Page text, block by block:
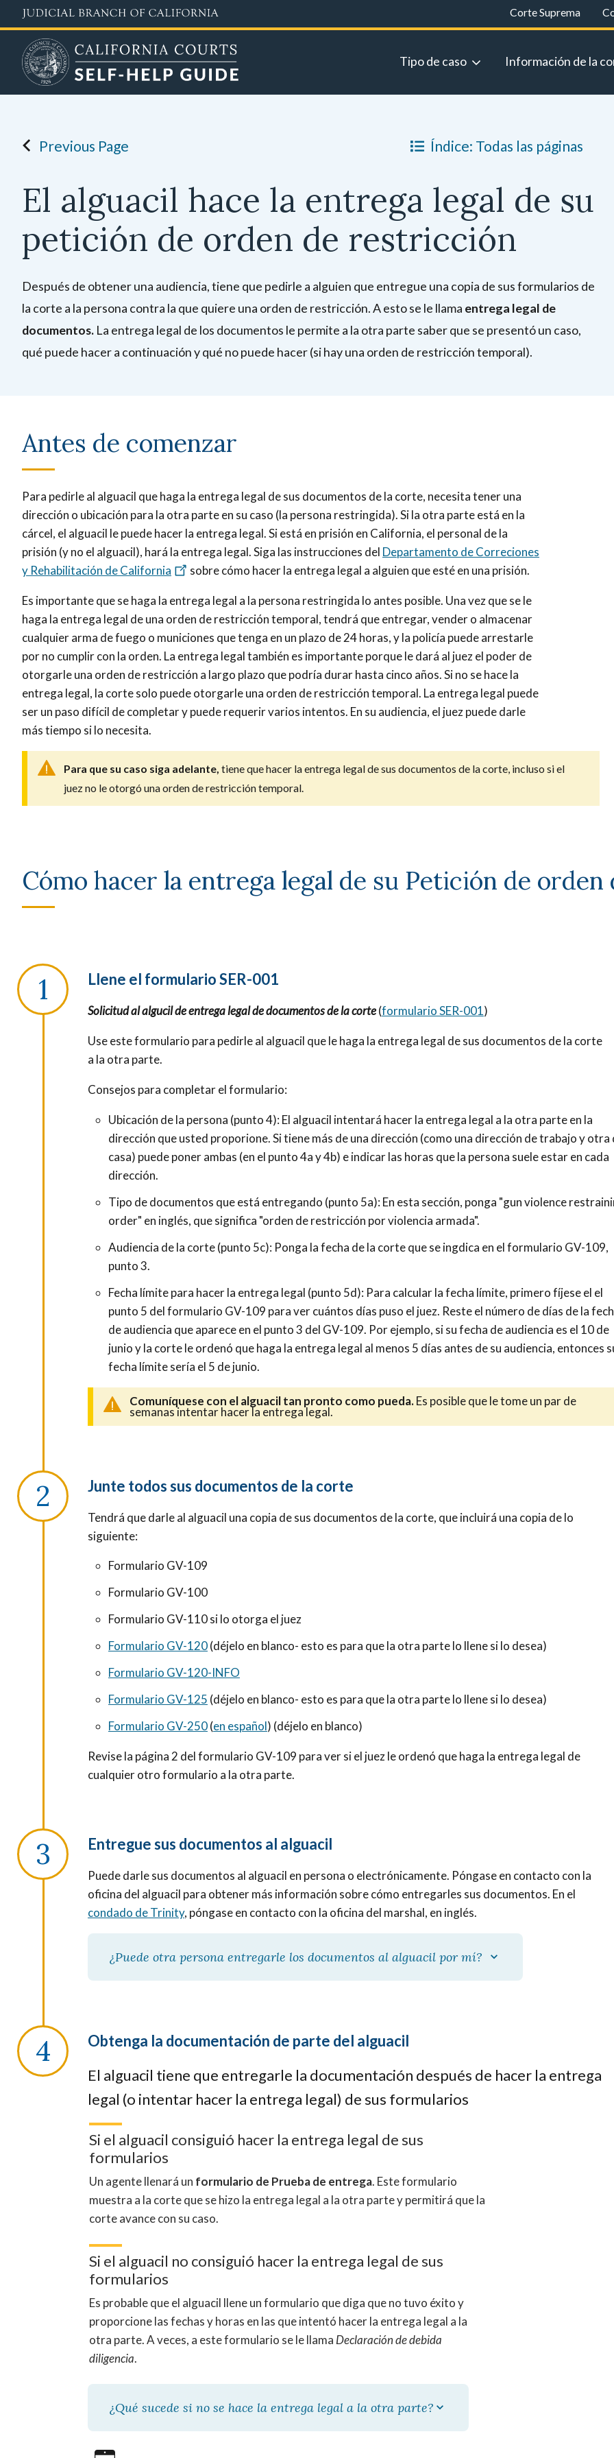
to
content
Corte Suprema
Tipo de caso Información de la
Previous Page Índice: Todas las páginas
El alguacil hace la entrega legal de su
petición de orden de restricción
Después de obtener una audiencia, tiene que pedirle a alguien que entregue una copia de sus formularios de
la corte a la persona contra la que quiere una orden de restricción. A esto se le llama entrega legal de
documentos. La entrega legal de los documentos le permite a la otra parte saber que se presentó un caso,
qué puede hacer a continuación y qué no puede hacer (si hay una orden de restricción temporal).
Antes de comenzar
Para pedirle al alguacil que haga la entrega legal de sus documentos de la corte, necesita tener una
dirección o ubicación para la otra parte en su caso (la persona restringida). Si la otra parte está en la
cárcel, el alguacil le puede hacer la entrega legal. Si está en prisión en California, el personal de la
prisión (y no el alguacil), hará la entrega legal. Siga las instrucciones del Departamento de Correciones
y Rehabilitación de California
sobre cómo hacer la entrega legal a alguien que esté en una prisión.
Es importante que se haga la entrega legal a la persona restringida lo antes posible. Una vez que se le
haga la entrega legal de una orden de restricción temporal, tendrá que entregar, vender o almacenar
cualquier arma de fuego o municiones que tenga en un plazo de 24 horas, y la policía puede arrestarle
por no cumplir con la orden. La entrega legal también es importante porque le dará al juez el poder de
otorgarle una orden de restricción a largo plazo que podría durar hasta cinco años. Si no se hace la
entrega legal, la corte solo puede otorgarle una orden de restricción temporal. La entrega legal puede
ser un paso difícil de completar y puede requerir varios intentos. En su audiencia, el juez puede darle
más tiempo si lo necesita.
Para que su caso siga adelante, tiene que hacer la entrega legal de sus documentos de la corte, incluso si el
juez no le otorgó una orden de restricción temporal.
Cómo hacer la entrega legal de su Petición de
Llene el formulario SER-001
Solicitud al algucil de entrega legal de documentos de la corte(formulario SER-001)
Use este formulario para pedirle al alguacil que le haga la entrega legal de sus documentos de la corte
a la otra parte.
Consejos para completar el formulario:
Ubicación de la persona (punto 4): El alguacil intentará hacer la entrega legal a la otra parte en la
dirección que usted proporione. Si tiene más de una dirección (como una dirección de trabajo y otra
casa) puede poner ambas (en el punto 4a y 4b) e indicar las horas que la persona suele estar en cada
dirección.
Tipo de documentos que está entregando (punto 5a): En esta sección, ponga "gun violence
order" en inglés, que significa "orden de restricción por violencia armada".
Audiencia de la corte (punto 5c): Ponga la fecha de la corte que se ingdica en el formulario GV-109,
punto 3.
Fecha límite para hacer la entrega legal (punto 5d): Para calcular la fecha límite, primero fíjese el el
punto 5 del formulario GV-109 para ver cuántos días puso el juez. Reste el número de días de la
de audiencia que aparece en el punto 3 del GV-109. Por ejemplo, si su fecha de audiencia es el 10 de
junio y la corte le ordenó que haga la entrega legal al menos 5 días antes de su audiencia, entonces
fecha límite sería el 5 de junio.
Comuníquese con el alguacil tan pronto como pueda.Es posible que le tome un par de
semanas intentar hacer la entrega legal.
Junte todos sus documentos de la corte
Tendrá que darle al alguacil una copia de sus documentos de la corte, que incluirá una copia de lo
siguiente:
Formulario GV-109
Formulario GV-100
Formulario GV-110 si lo otorga el juez
Formulario GV-120(déjelo en blanco- esto es para que la otra parte lo llene si lo desea)
Formulario GV-120-INFO
Formulario GV-125 (déjelo en blanco- esto es para que la otra parte lo llene si lo desea)
Formulario GV-250(en español) (déjelo en blanco)
Revise la página 2 del formulario GV-109 para ver si el juez le ordenó que haga la entrega legal de
cualquier otro formulario a la otra parte.
Entregue sus documentos al alguacil
Puede darle sus documentos al alguacil en persona o electrónicamente. Póngase en contacto con la
oficina del alguacil para obtener más información sobre cómo entregarles sus documentos. En el
condado de Trinity, póngase en contacto con la oficina del marshal, en inglés.
¿Puede otra persona entregarle los documentos al alguacil por mí?
Obtenga la documentación de parte del alguacil
El alguacil tiene que entregarle la documentación después de hacer la entrega
legal (o intentar hacer la entrega legal) de sus formularios
Si el alguacil consiguió hacer la entrega legal de sus
formularios
Un agente llenará un formulario de Prueba de entrega. Este formulario
muestra a la corte que se hizo la entrega legal a la otra parte y permitirá que la
corte avance con su caso.
Si el alguacil no consiguió hacer la entrega legal de sus
formularios
Es probable que el alguacil llene un formulario que diga que no tuvo éxito y
proporcione las fechas y horas en las que intentó hacer la entrega legal a la
otra parte. A veces, a este formulario se le llamaDeclaración de debida
diligencia.
¿Qué sucede si no se hace la entrega legal a la otra parte?